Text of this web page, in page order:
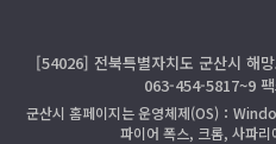
[54026] 전북특별자치도 군산시 해
063-454-5817~9
군산시 홈페이지는 운영체제(OS)：
파이어 폭스, 크롬, 사파